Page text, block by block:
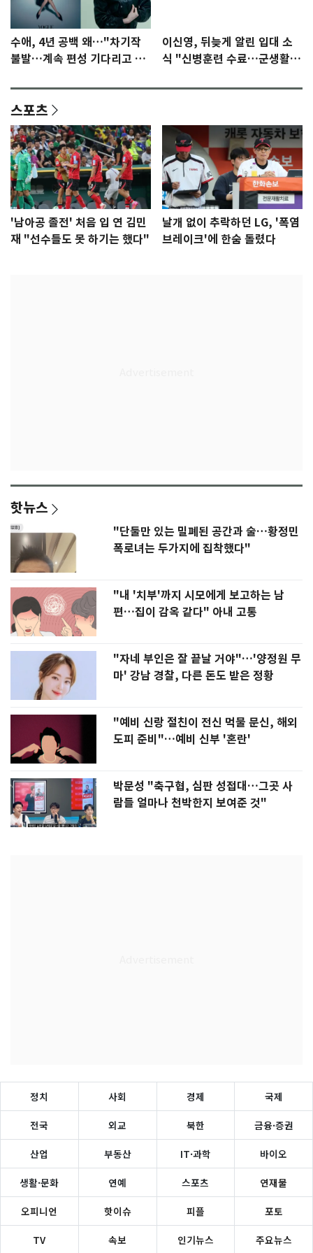
수애, 4년 공백 왜…"차기작
불발…계속 편성 기다리고 있
이신영, 뒤늦게 알린 입대 소
식 "신병훈련 수료…군생활
스포츠
'남아공 졸전' 처음 입 연 김민
재 "선수들도 못 하기는 했다"
날개 없이 추락하던 LG, '폭염
브레이크'에 한숨 돌렸다
핫뉴스
"단둘만 있는 밀폐된 공간과 술…황정민
폭로녀는 두가지에 집착했다"
"내 '치부'까지 시모에게 보고하는 남
편…집이 감옥 같다" 아내 고통
"자네 부인은 잘 끝날 거야"…'양정원 무
마' 강남 경찰, 다른 돈도 받은 정황
"예비 신랑 절친이 전신 먹물 문신, 해외
도피 준비"…예비 신부 '혼란'
박문성 "축구협, 심판 성접대…그곳 사
람들 얼마나 천박한지 보여준 것"
정치 사회 경제 국제
전국 외교 북한 금융·증권
산업 부동산 IT·과학 바이오
생활·문화 연예 스포츠 연재물
오피니언 핫이슈 피플 포토
TV 속보 인기뉴스 주요뉴스